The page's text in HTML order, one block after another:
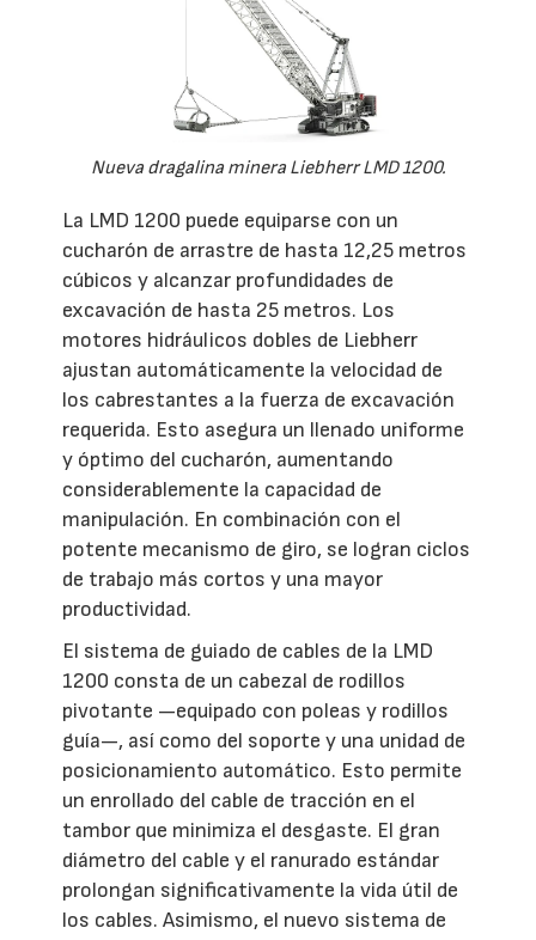
Nueva dragalina minera Liebherr LMD 1200.
La LMD 1200 puede equiparse con un
cucharón de arrastre de hasta 12,25 metros
cúbicos y alcanzar profundidades de
excavación de hasta 25 metros. Los
motores hidráulicos dobles de Liebherr
ajustan automáticamente la velocidad de
los cabrestantes a la fuerza de excavación
requerida. Esto asegura un llenado uniforme
y óptimo del cucharón, aumentando
considerablemente la capacidad de
manipulación. En combinación con el
potente mecanismo de giro, se logran ciclos
de trabajo más cortos y una mayor
productividad.
El sistema de guiado de cables de la LMD
1200 consta de un cabezal de rodillos
pivotante —equipado con poleas y rodillos
guía—, así como del soporte y una unidad de
posicionamiento automático. Esto permite
un enrollado del cable de tracción en el
tambor que minimiza el desgaste. El gran
diámetro del cable y el ranurado estándar
prolongan significativamente la vida útil de
los cables. Asimismo, el nuevo sistema de